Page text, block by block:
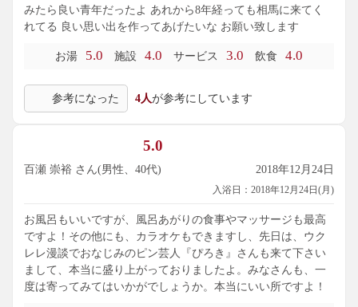
みたら良い青年だったよ あれから8年経っても相馬に来てく
れてる 良い思い出を作ってあげたいな お願い致します
お湯 5.0 施設 4.0 サービス 3.0 飲食 4.0
参考になった 4人が参考にしています
5.0
百瀬 崇裕 さん(男性、40代) 2018年12月24日
入浴日：2018年12月24日(月)
お風呂もいいですが、風呂あがりの食事やマッサージも最高
ですよ！その他にも、カラオケもできますし、先日は、ウク
レレ漫談でおなじみのピン芸人『ぴろき』さんも来て下さい
まして、本当に盛り上がっておりましたよ。みなさんも、一
度は寄ってみてはいかがでしょうか。本当にいい所ですよ！